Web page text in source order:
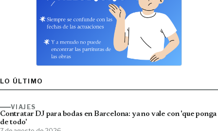
LO ÚLTIMO
VIAJES
Contratar DJ para bodas en Barcelona: ya no vale con 'que ponga
de todo'